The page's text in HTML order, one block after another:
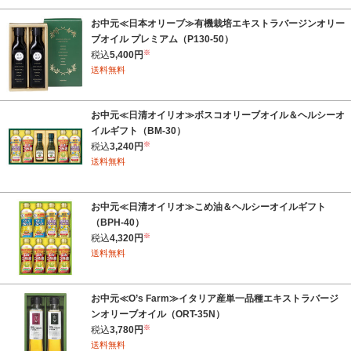
お中元≪日本オリーブ≫有機栽培エキストラバージンオリー
ブオイル プレミアム（P130-50）
税込5,400円 ※
送料無料
お中元≪日清オイリオ≫ボスコオリーブオイル＆ヘルシーオ
イルギフト（BM-30）
税込3,240円 ※
送料無料
お中元≪日清オイリオ≫こめ油＆ヘルシーオイルギフト
（BPH-40）
税込4,320円 ※
送料無料
お中元≪O’s Farm≫イタリア産単一品種エキストラバージ
ンオリーブオイル（ORT-35N）
税込3,780円 ※
送料無料